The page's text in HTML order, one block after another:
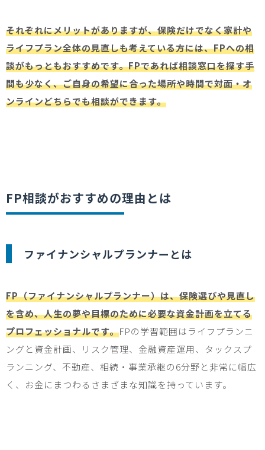
それぞれにメリットがありますが、保険だけでなく家計や
ライフプラン全体の見直しも考えている方には、FPへの相
談がもっともおすすめです。FPであれば相談窓口を探す手
間も少なく、ご自身の希望に合った場所や時間で対面・オ
ンラインどちらでも相談ができます。
FP相談がおすすめの理由とは
ファイナンシャルプランナーとは
FP（ファイナンシャルプランナー）は、保険選びや見直し
を含め、人生の夢や目標のために必要な資金計画を立てる
プロフェッショナルです。FPの学習範囲はライフプランニ
ングと資金計画、リスク管理、金融資産運用、タックスプ
ランニング、不動産、相続・事業承継の6分野と非常に幅広
く、お金にまつわるさまざまな知識を持っています。